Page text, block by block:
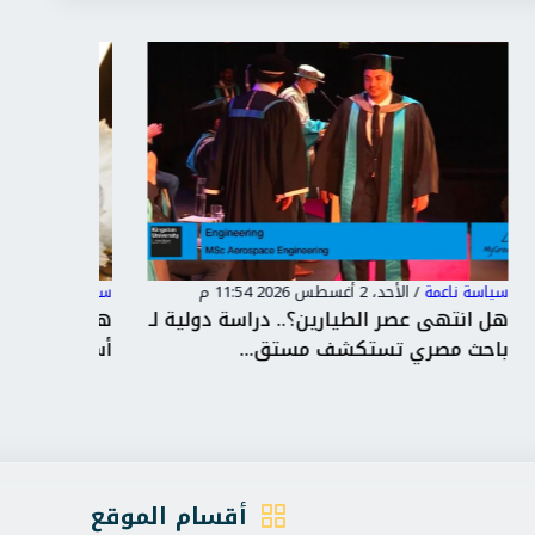
لـ
سياسة ناعمة /الأحد، 2 أغسطس 2026 11:23 ص
هيفاء وهبي تشعل رأس الحكمة..حفل
أسطوري كامل العدد بافتتاح “سع...
أقسام الموقع